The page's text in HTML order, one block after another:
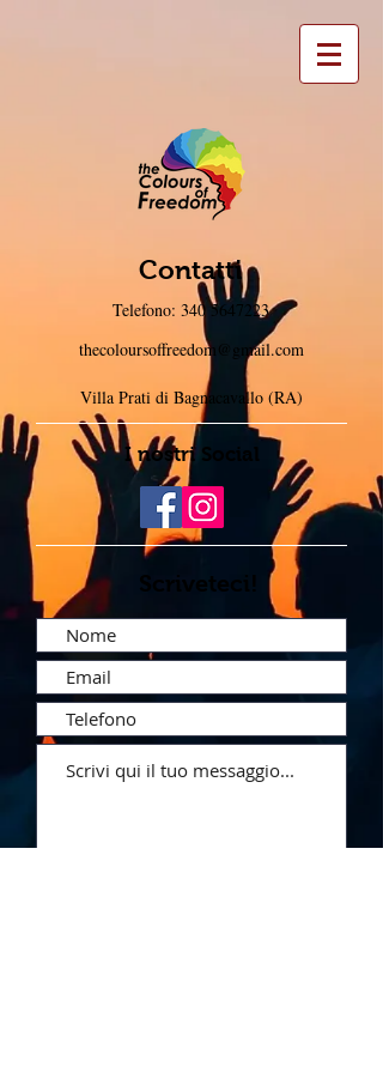
Contatti
Telefono: 340 5647223
thecoloursoffreedom@gmail.com
Villa Prati di Bagnacavallo (RA)
I nostri Social
Scriveteci!